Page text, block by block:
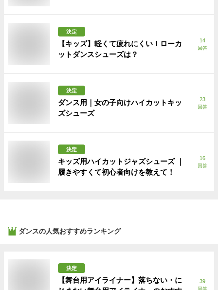
決定
【キッズ】軽くて疲れにくい！ローカ
ットダンスシューズは？
14
回答
決定
ダンス用｜女の子向けハイカットキッ
ズシューズ
23
回答
決定
キッズ用ハイカットジャズシューズ ｜
履きやすくて初心者向けを教えて！
16
回答
ダンスの人気おすすめランキング
決定
【舞台用アイライナー】落ちない・に
39
回答